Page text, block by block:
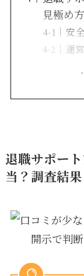
見極め方
安
運
退職サポー
当？調査結果